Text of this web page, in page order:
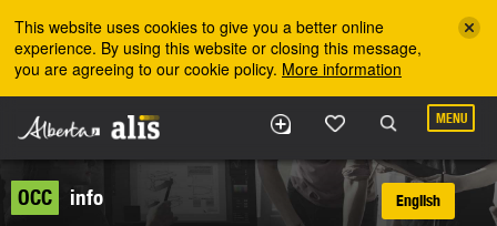
This website uses cookies to give you a better online
experience. By using this website or closing this message,
you are agreeing to our cookie policy. More information
MENU
OCC
info
English